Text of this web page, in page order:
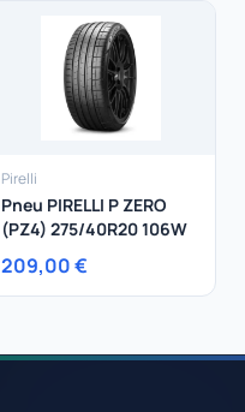
Pirelli
Pneu PIRELLI P ZERO
(PZ4) 275/40R20 106W
209,00 €